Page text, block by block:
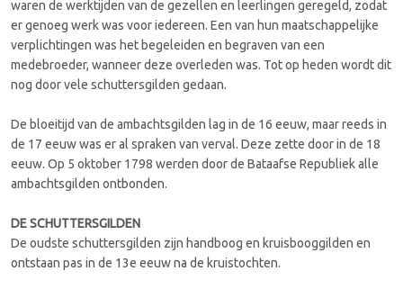
waren de werktijden van de gezellen en leerlingen geregeld, zodat
er genoeg werk was voor iedereen. Een van hun maatschappelijke
verplichtingen was het begeleiden en begraven van een
medebroeder, wanneer deze overleden was. Tot op heden wordt dit
nog door vele schuttersgilden gedaan.
De bloeitijd van de ambachtsgilden lag in de 16 eeuw, maar reeds in
de 17 eeuw was er al spraken van verval. Deze zette door in de 18
eeuw. Op 5 oktober 1798 werden door de Bataafse Republiek alle
ambachtsgilden ontbonden.
DE SCHUTTERSGILDEN
De oudste schuttersgilden zijn handboog en kruisbooggilden en
ontstaan pas in de 13e eeuw na de kruistochten.